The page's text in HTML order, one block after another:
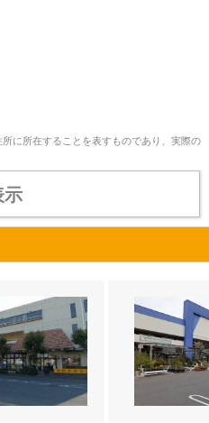
に所在することを表すものであり、実際の
示